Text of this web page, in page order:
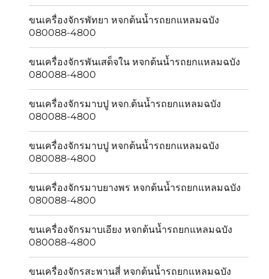
ขนเครื่องจักรพัทยา หจกต้นน้ำรถยกแหลมฉบัง
080088-4800
ขนเครื่องจักรพันเสด็จใน หจกต้นน้ำรถยกแหลมฉบัง
080088-4800
ขนเครื่องจักรมาบปู หจก.ต้นน้ำรถยกแหลมฉบัง
080088-4800
ขนเครื่องจักรมาบปู หจกต้นน้ำรถยกแหลมฉบัง
080088-4800
ขนเครื่องจักรมาบยางพร หจกต้นน้ำรถยกแหลมฉบัง
080088-4800
ขนเครื่องจักรมาบเอียง หจกต้นน้ำรถยกแหลมฉบัง
080088-4800
ขนเครื่องจักรสะพานสี่ หจกต้นน้ำรถยกแหลมฉบัง